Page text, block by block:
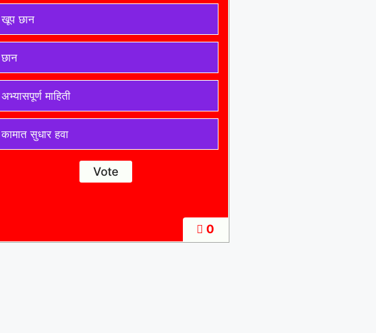
0
खूप छान
छान
अभ्यासपूर्ण माहिती
कामात सुधार हवा